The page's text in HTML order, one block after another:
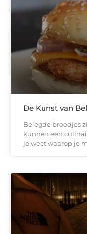
De Kunst van
Belegde broodjes
kunnen een
je weet waarop je